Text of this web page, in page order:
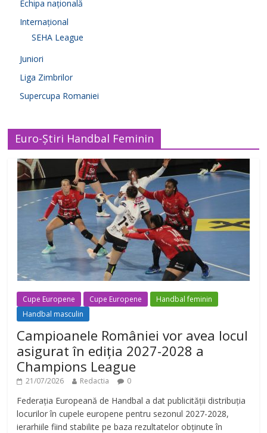
Echipa națională
Internațional
SEHA League
Juniori
Liga Zimbrilor
Supercupa Romaniei
Euro-Știri Handbal Feminin
Cupe Europene Cupe Europene
Handbal feminin
Handbal masculin
Campioanele României vor avea locul
asigurat în ediția 2027-2028 a
Champions League
21/07/2026 Redactia 0
Federația Europeană de Handbal a dat publicității distribuția
locurilor în cupele europene pentru sezonul 2027-2028,
ierarhiile fiind stabilite pe baza rezultatelor obținute în